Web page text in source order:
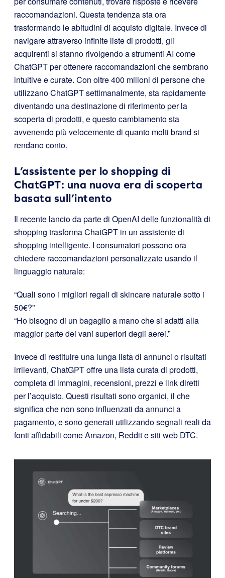
raccomandazioni. Questa tendenza sta ora
trasformando le abitudini di acquisto digitale. Invece di
navigare attraverso infinite liste di prodotti, gli
acquirenti si stanno rivolgendo a strumenti AI come
ChatGPT per ottenere raccomandazioni che sembrano
intuitive e curate. Con oltre 400 milioni di persone che
utilizzano ChatGPT settimanalmente, sta rapidamente
diventando una destinazione di riferimento per la
scoperta di prodotti, e questo cambiamento sta
avvenendo più velocemente di quanto molti brand si
rendano conto.
L’assistente per lo shopping di
ChatGPT: una nuova era di scoperta
basata sull’intento
Il recente lancio da parte di OpenAI delle funzionalità di
shopping trasforma ChatGPT in un assistente di
shopping intelligente. I consumatori possono ora
chiedere raccomandazioni personalizzate usando il
linguaggio naturale:
“Quali sono i migliori regali di skincare naturale sotto i
50€?”
“Ho bisogno di un bagaglio a mano che si adatti alla
maggior parte dei vani superiori degli aerei.”
Invece di restituire una lunga lista di annunci o risultati
irrilevanti, ChatGPT offre una lista curata di prodotti,
completa di immagini, recensioni, prezzi e link diretti
per l’acquisto. Questi risultati sono organici, il che
significa che non sono influenzati da annunci a
pagamento, e sono generati utilizzando segnali reali da
fonti affidabili come Amazon, Reddit e siti web DTC.